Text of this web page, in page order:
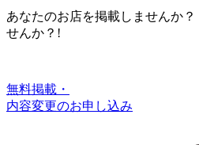
あなたのお店を掲載しませんか？
せんか？!
無料掲載・
内容変更のお申し込み